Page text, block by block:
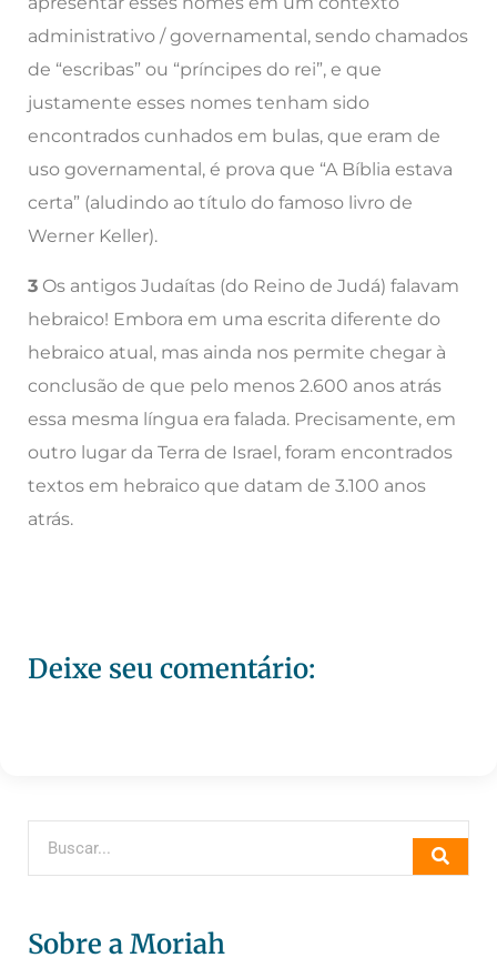
administrativo / governamental, sendo chamados
de “escribas” ou “príncipes do rei”, e que
justamente esses nomes tenham sido
encontrados cunhados em bulas, que eram de
uso governamental, é prova que “A Bíblia estava
certa” (aludindo ao título do famoso livro de
Werner Keller).
3 Os antigos Judaítas (do Reino de Judá) falavam
hebraico! Embora em uma escrita diferente do
hebraico atual, mas ainda nos permite chegar à
conclusão de que pelo menos 2.600 anos atrás
essa mesma língua era falada. Precisamente, em
outro lugar da Terra de Israel, foram encontrados
textos em hebraico que datam de 3.100 anos
atrás.
Deixe seu comentário:
Sobre a Moriah